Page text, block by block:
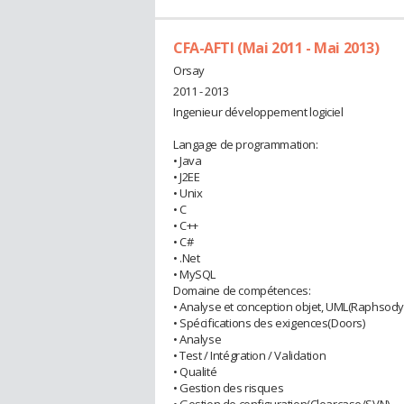
CFA-AFTI (Mai 2011 - Mai 2013)
Orsay
2011 - 2013
Ingenieur développement logiciel
Langage de programmation:
• Java
• J2EE
• Unix
• C
• C++
• C#
• .Net
• MySQL
Domaine de compétences:
• Analyse et conception objet,
• Spécifications des exigences(Doors)
• Analyse
• Test / Intégration / Validation
• Qualité
• Gestion des risques